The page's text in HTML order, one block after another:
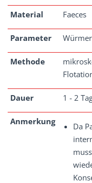
Material Faeces
Parameter
Methode
Dauer 1 - 2
Anmerkung
Da